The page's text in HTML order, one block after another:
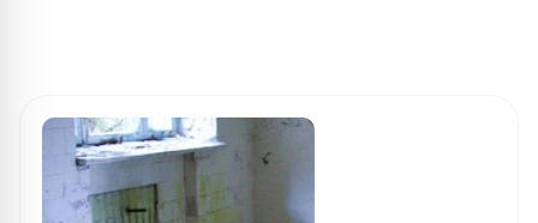
ПОИСК ИГР